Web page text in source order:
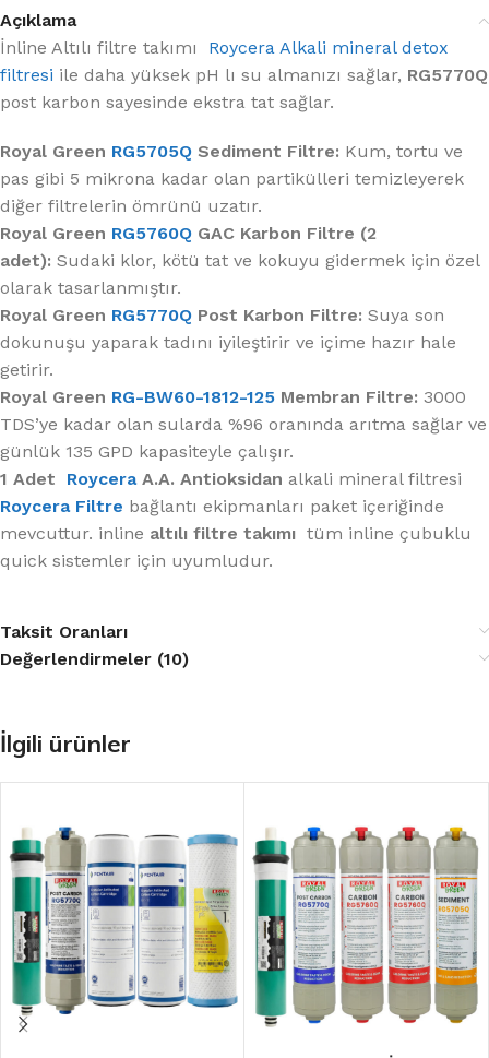
Açıklama
İnline Altılı filtre takımı Roycera Alkali mineral detox
filtresi ile daha yüksek pH lı su almanızı sağlar, RG5770Q
post karbon sayesinde ekstra tat sağlar.
Royal Green RG5705Q Sediment Filtre: Kum, tortu ve
pas gibi 5 mikrona kadar olan partikülleri temizleyerek
diğer filtrelerin ömrünü uzatır.
Royal Green RG5760Q GAC Karbon Filtre (2
adet): Sudaki klor, kötü tat ve kokuyu gidermek için özel
olarak tasarlanmıştır.
Royal Green RG5770Q Post Karbon Filtre: Suya son
dokunuşu yaparak tadını iyileştirir ve içime hazır hale
getirir.
Royal Green RG-BW60-1812-125 Membran Filtre: 3000
TDS’ye kadar olan sularda %96 oranında arıtma sağlar ve
günlük 135 GPD kapasiteyle çalışır.
1 Adet RoyceraA.A. Antioksidan alkali mineral filtresi
Roycera Filtre bağlantı ekipmanları paket içeriğinde
mevcuttur. inline altılı filtre takımı tüm inline çubuklu
quick sistemler için uyumludur.
Taksit Oranları
Değerlendirmeler (10)
İlgili ürünler